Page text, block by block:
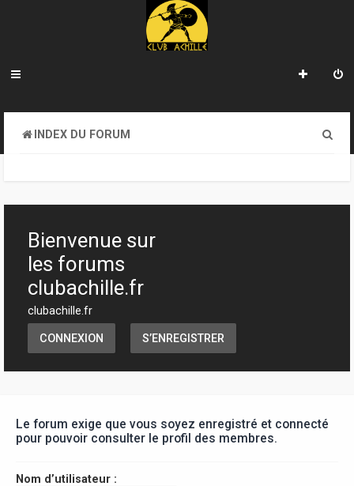
INDEX DU FORUM
h
Bienvenue sur
les forums
clubachille.fr
clubachille.fr
CONNEXION S’ENREGISTRER
Le forum exige que vous soyez enregistré et connecté
pour pouvoir consulter le profil des membres.
Nom d’utilisateur :